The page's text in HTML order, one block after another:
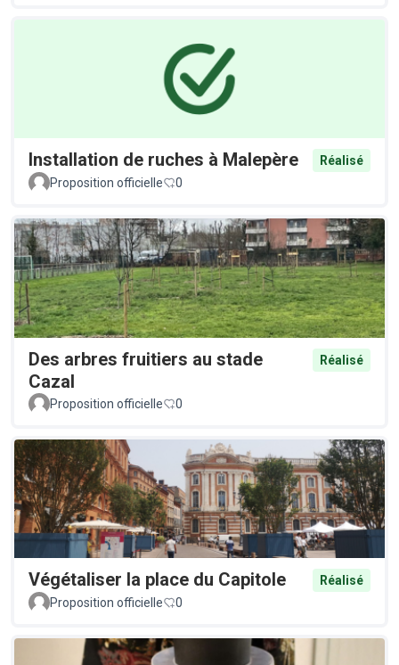
Installation de ruches à Malepère
Réalisé
Proposition officielle
0
Des arbres fruitiers au stade
Cazal
Réalisé
Proposition officielle 0
Végétaliser la place du Capitole
Réalisé
Proposition officielle
0